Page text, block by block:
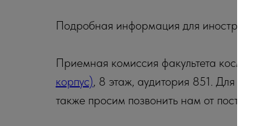
Подробная информация для иностранных
Приемная комиссия факультета
корпус), 8 этаж, аудитория 851. Для
также просим позвонить нам от поста